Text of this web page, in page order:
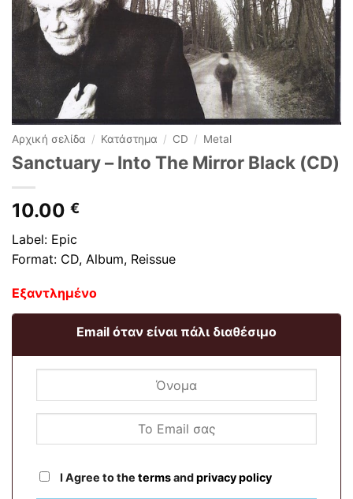
Αρχική σελίδα / Κατάστημα / CD / Metal
Sanctuary ‎– Into The Mirror Black (CD)
10.00 €
Label: Epic
Format: CD, Album, Reissue
Εξαντλημένο
Email όταν είναι πάλι διαθέσιμο
I Agree to the termsandprivacy policy